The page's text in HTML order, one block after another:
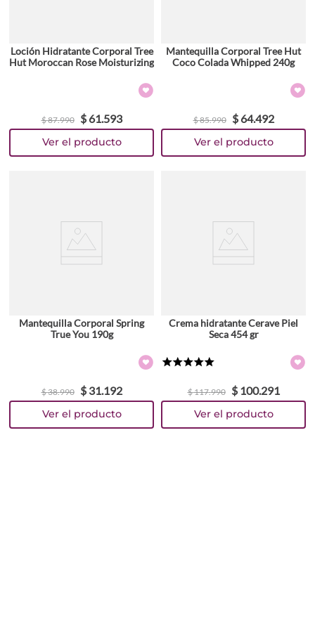
Loción Hidratante Corporal Tree
Hut Moroccan Rose Moisturizing
$87.990 $ 61.593
Mantequilla Corporal Tree Hut
Coco Colada Whipped 240g
$85.990 $ 64.492
Mantequilla Corporal Spring
True You 190g
$38.990 $ 31.192
Crema hidratante Cerave Piel
Seca 454 gr
$117.990 $ 100.291